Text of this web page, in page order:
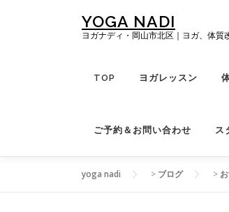
YOGA NADI
ヨガナディ・岡山市北区｜ヨガ、体
TOP ヨガレッスン
ご予約＆お問い合わせ ス
yoga nadi > ブログ >